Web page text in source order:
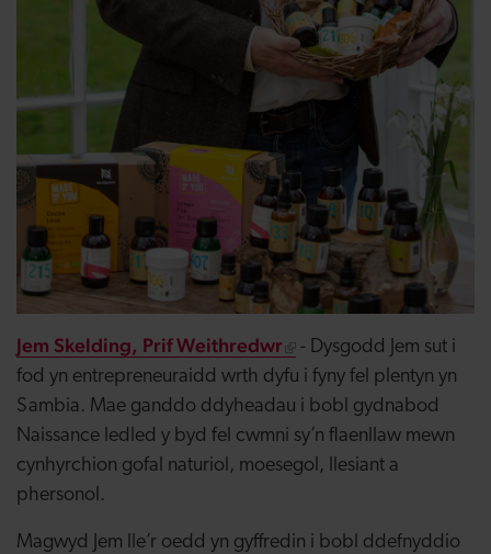
Jem Skelding, Prif Weithredwr
- Dysgodd Jem sut i
fod yn entrepreneuraidd wrth dyfu i fyny fel plentyn yn
Sambia. Mae ganddo ddyheadau i bobl gydnabod
Naissance ledled y byd fel cwmni sy’n flaenllaw mewn
cynhyrchion gofal naturiol, moesegol, llesiant a
phersonol.
Magwyd Jem lle’r oedd yn gyffredin i bobl ddefnyddio